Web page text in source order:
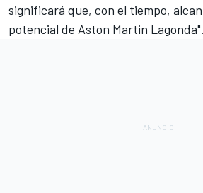
significará que, con el tiempo,
potencial de Aston Martin Lagonda".